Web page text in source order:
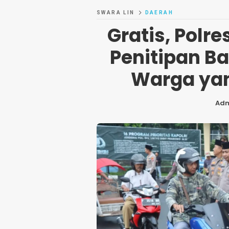
SWARA LIN DAERAH
Gratis,
Penitipan
Warga